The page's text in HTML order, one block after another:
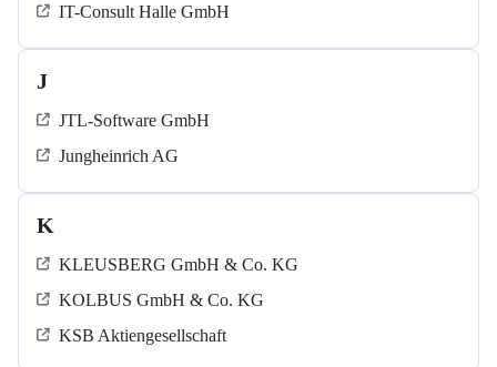
IT-Consult Halle GmbH
J
JTL-Software GmbH
Jungheinrich AG
K
KLEUSBERG GmbH & Co. KG
KOLBUS GmbH & Co. KG
KSB Aktiengesellschaft